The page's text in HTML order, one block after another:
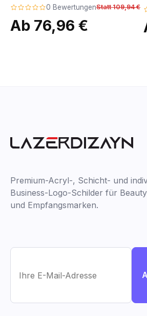
0 BewertungenStatt 109,94 €
Ab 76,96 €
Premium-Acryl-, Schicht- und
Business-Logo-Schilder für
und Empfangsmarken.